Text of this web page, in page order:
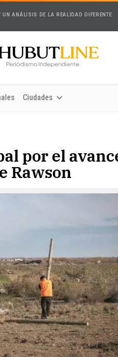
ANÁLISIS DE LA REALIDAD DIFERENTE
Ciudades
por el
Rawson